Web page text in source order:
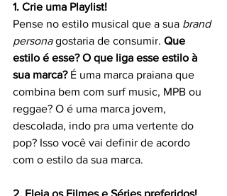
1. Crie uma Playlist!
Pense no estilo musical que a sua brand
persona gostaria de consumir. Que
estilo é esse? O que liga esse estilo à
sua marca? É uma marca praiana que
combina bem com surf music, MPB ou
reggae? O é uma marca jovem,
descolada, indo pra uma vertente do
pop? Isso você vai definir de acordo
com o estilo da sua marca.
2. Eleja os Filmes e Séries preferidos!